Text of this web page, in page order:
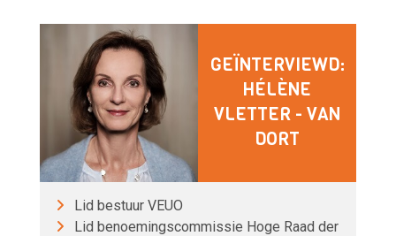
GEÏNTERVIEWD:
HÉLÈNE
VLETTER - VAN
DORT
Lid bestuur VEUO
Lid benoemingscommissie Hoge Raad der